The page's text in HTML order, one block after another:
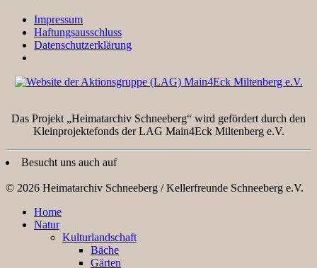
Impressum
Haftungsausschluss
Datenschutzerklärung
Das Projekt „Heimatarchiv Schneeberg“ wird gefördert durch den
Kleinprojektefonds der LAG Main4Eck Miltenberg e.V.
Besucht uns auch auf
© 2026 Heimatarchiv Schneeberg / Kellerfreunde Schneeberg e.V.
Home
Natur
Kulturlandschaft
Bäche
Gärten